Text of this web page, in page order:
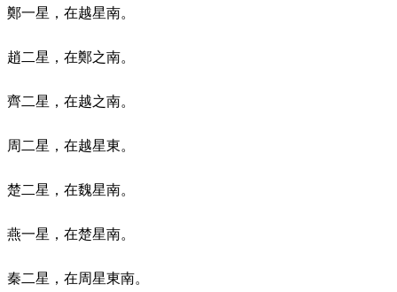
鄭一星，在越星南。
趙二星，在鄭之南。
齊二星，在越之南。
周二星，在越星東。
楚二星，在魏星南。
燕一星，在楚星南。
秦二星，在周星東南。